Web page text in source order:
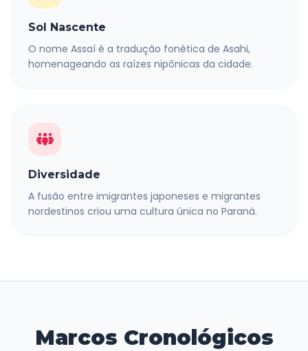
Sol Nascente
O nome Assaí é a tradução fonética de Asahi,
homenageando as raízes nipônicas da cidade.
Diversidade
A fusão entre imigrantes japoneses e migrantes
nordestinos criou uma cultura única no Paraná.
Marcos Cronológicos